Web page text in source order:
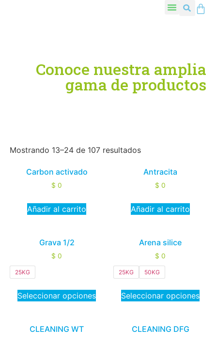
Conoce nuestra amplia
gama de productos
Mostrando 13–24 de 107 resultados
Carbon activado
$ 0
Añadir al carrito
Antracita
$ 0
Añadir al carrito
Grava 1/2
$ 0
25KG
Seleccionar opciones
Arena silice
$ 0
25KG 50KG
Seleccionar opciones
CLEANING WT CLEANING DFG